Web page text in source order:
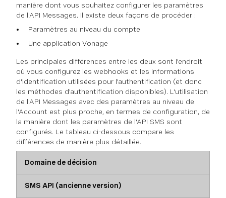
manière dont vous souhaitez configurer les paramètres
de l'API Messages. Il existe deux façons de procéder :
Paramètres au niveau du compte
Une application Vonage
Les principales différences entre les deux sont l'endroit
où vous configurez les webhooks et les informations
d'identification utilisées pour l'authentification (et donc
les méthodes d'authentification disponibles). L'utilisation
de l'API Messages avec des paramètres au niveau de
l'Account est plus proche, en termes de configuration, de
la manière dont les paramètres de l'API SMS sont
configurés. Le tableau ci-dessous compare les
différences de manière plus détaillée.
Domaine de décision
SMS API (ancienne version)